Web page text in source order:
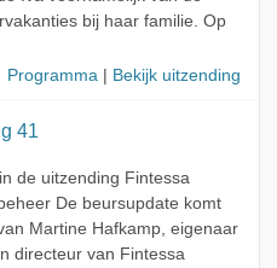
bij haar familie. Op
Programma | Bekijk uitzending
41
de uitzending Fintessa
De beursupdate komt
Martine Hafkamp, eigenaar
directeur van Fintessa